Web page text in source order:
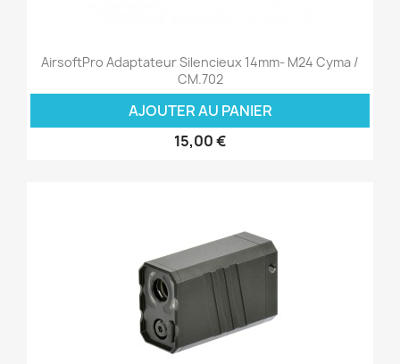
AirsoftPro Adaptateur Silencieux 14mm- M24 Cyma /
CM.702
AJOUTER AU PANIER
15,00 €